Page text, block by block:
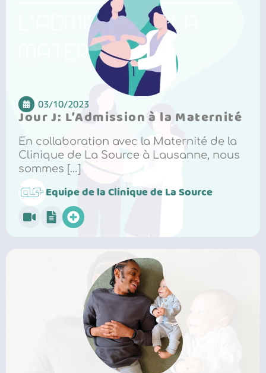
03/10/2023
Jour J: L’Admission à la Maternité
En collaboration avec la Maternité de la
Clinique de La Source à Lausanne, nous
sommes […]
Equipe de la Clinique de La Source